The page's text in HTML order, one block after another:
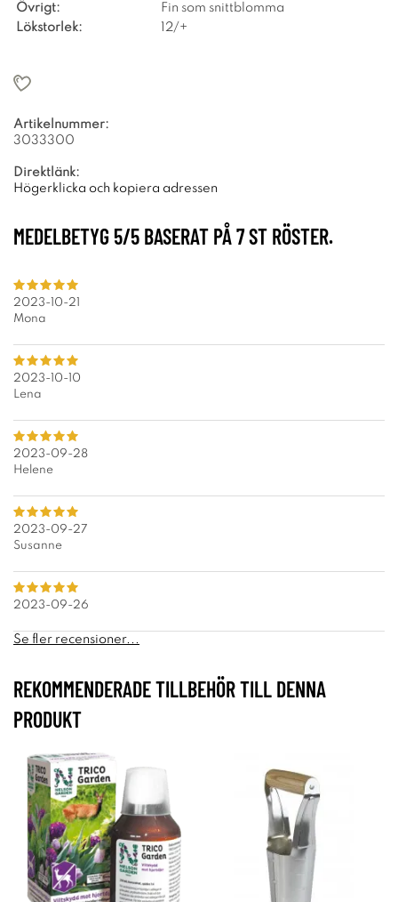
Övrigt:
Fin som snittblomma
Lökstorlek:
12/+
Artikelnummer:
3033300
Direktlänk:
Högerklicka och kopiera adressen
MEDELBETYG 5/5 BASERAT PÅ7ST RÖSTER.
2023-10-21
Mona
2023-10-10
Lena
2023-09-28
Helene
2023-09-27
Susanne
2023-09-26
Se fler recensioner...
REKOMMENDERADE TILLBEHÖR TILL DENNA
PRODUKT